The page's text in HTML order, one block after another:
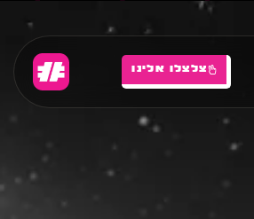
צלצלו אלינו